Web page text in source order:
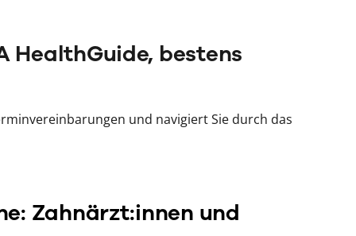
HealthGuide, bestens
und navigiert Sie durch das
Zahnärzt:innen und